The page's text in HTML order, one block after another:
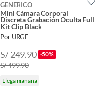
GENERICO
Mini Cámara Corporal
Discreta Grabación Oculta Full
Kit Clip Black
Por URGE
S/ 249.90 -50%
S/ 499.90
Llega mañana